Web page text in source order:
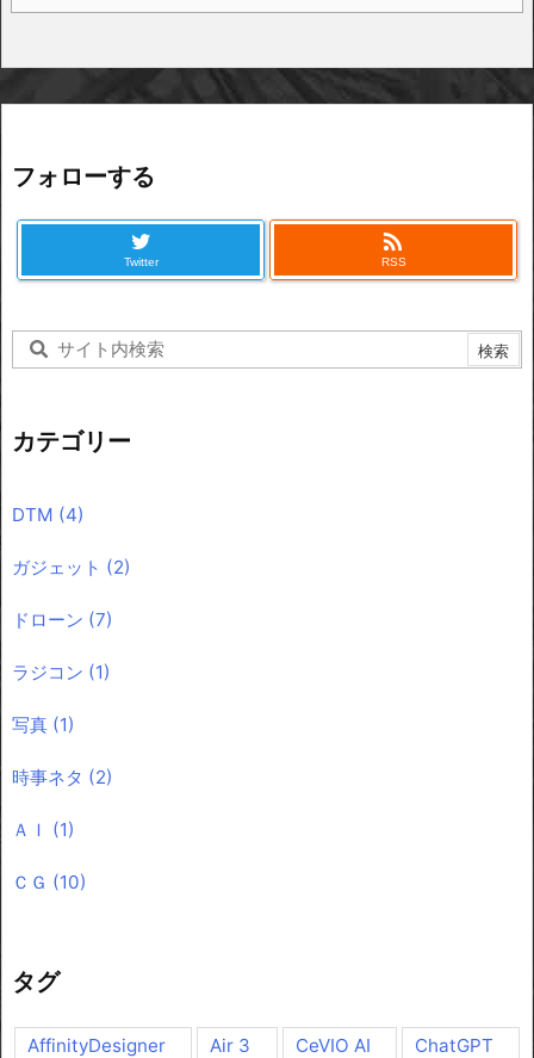
フォローする
Twitter

RSS
カテゴリー
DTM (4)
ガジェット (2)
ドローン (7)
ラジコン (1)
写真 (1)
時事ネタ (2)
ＡＩ (1)
ＣＧ (10)
タグ
AffinityDesigner Air 3 CeVIO AI
ChatGPT